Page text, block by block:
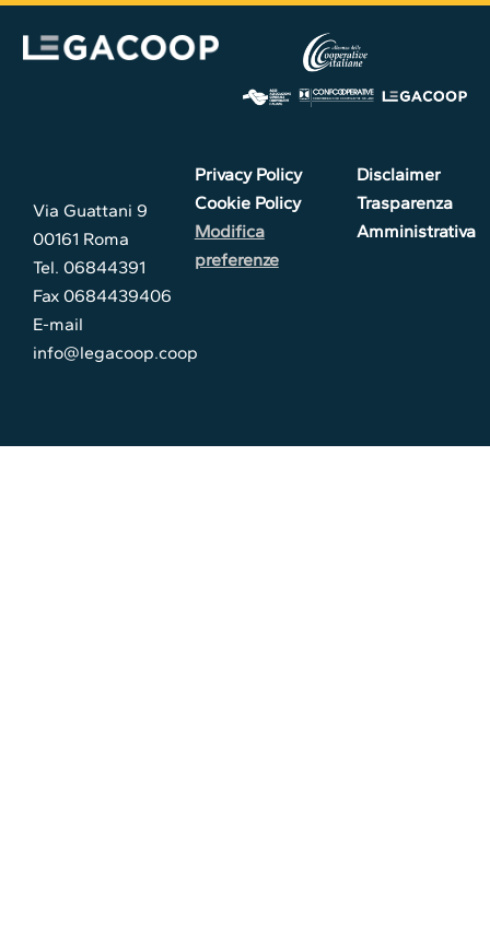
Via Guattani 9
00161 Roma
Tel. 06844391
Fax 0684439406
E-mail
info@legacoop.coop
Privacy Policy
Cookie Policy
Modifica
preferenze
Disclaimer
Trasparenza
Amministrativa